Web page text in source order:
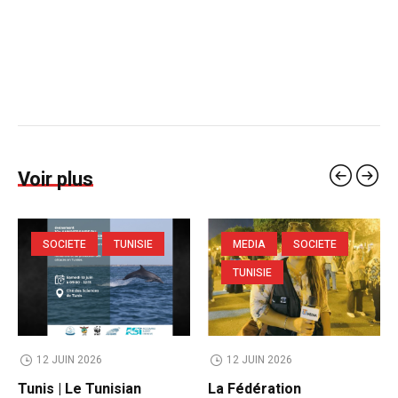
Voir plus
SOCIETE TUNISIE
12 JUIN 2026
Tunis | Le Tunisian
MEDIA
SOCIETE
TUNISIE
12 JUIN 2026
La Fédération